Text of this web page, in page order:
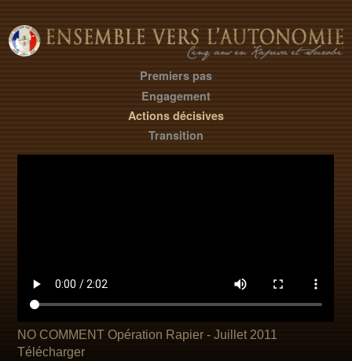
Premiers pas
Engagement
Actions décisives
Transition
NO COMMENT Opération Rapier -Juillet 2011
Télécharger